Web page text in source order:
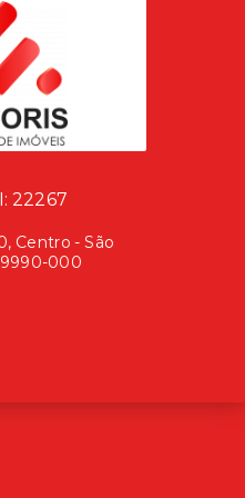
22267
Centro - São
000